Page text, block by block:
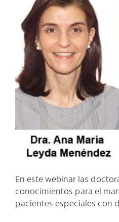
En este webinar las
conocimientos para el
pacientes especiales con